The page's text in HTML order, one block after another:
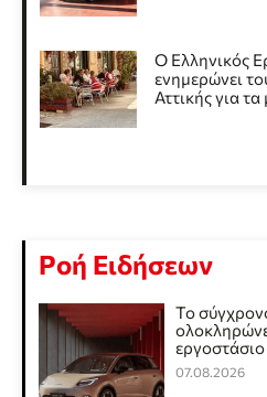
Ο Ελληνικός
ενημερώνει
Αττικής για
Ροή Ειδήσεων
Το
εργοστάσιο
07.08.2026